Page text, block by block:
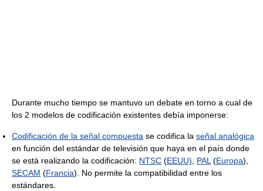
Durante mucho tiempo se mantuvo un debate en torno a cual de
los 2 modelos de codificación existentes debía imponerse:
Codificación de la señal compuesta se codifica la señal analógica
en función del estándar de televisión que haya en el país donde
se está realizando la codificación: NTSC (EEUU) PAL (Europa),
SECAM (Francia). No permite la compatibilidad entre los
estándares.